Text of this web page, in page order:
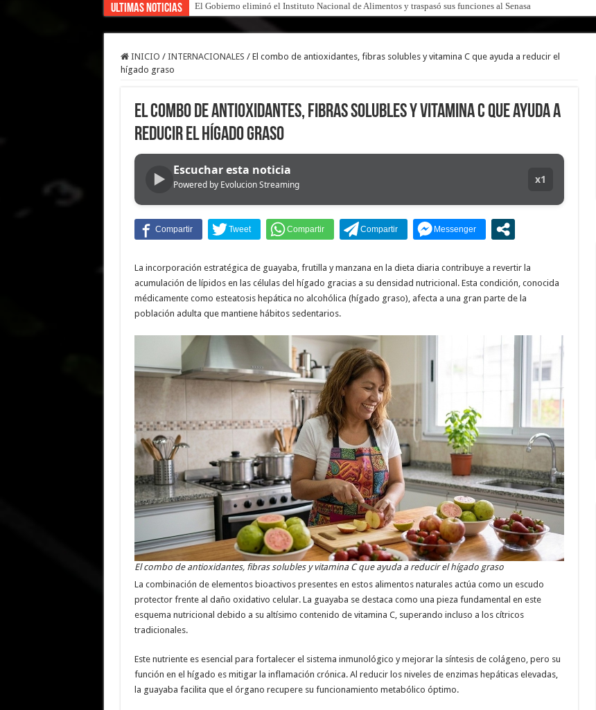
Ultimas Noticias El Gobierno eliminó el Instituto Nacional de Alimentos y traspasó sus funciones al Senasa
INICIO / INTERNACIONALES / El combo de antioxidantes, fibras solubles y vitamina C que ayuda a reducir el
hígado graso
El combo de antioxidantes, fibras solubles y vitamina C que ayuda a
reducir el hígado graso
▶ Escuchar esta noticia
Powered by Evolucion Streaming x1
La incorporación estratégica de guayaba, frutilla y manzana en la dieta diaria contribuye a revertir la
acumulación de lípidos en las células del hígado gracias a su densidad nutricional. Esta condición, conocida
médicamente como esteatosis hepática no alcohólica (hígado graso), afecta a una gran parte de la
población adulta que mantiene hábitos sedentarios.
El combo de antioxidantes, fibras solubles y vitamina C que ayuda a reducir el hígado graso
La combinación de elementos bioactivos presentes en estos alimentos naturales actúa como un escudo
protector frente al daño oxidativo celular. La guayaba se destaca como una pieza fundamental en este
esquema nutricional debido a su altísimo contenido de vitamina C, superando incluso a los cítricos
tradicionales.
Este nutriente es esencial para fortalecer el sistema inmunológico y mejorar la síntesis de colágeno, pero su
función en el hígado es mitigar la inflamación crónica. Al reducir los niveles de enzimas hepáticas elevadas,
la guayaba facilita que el órgano recupere su funcionamiento metabólico óptimo.